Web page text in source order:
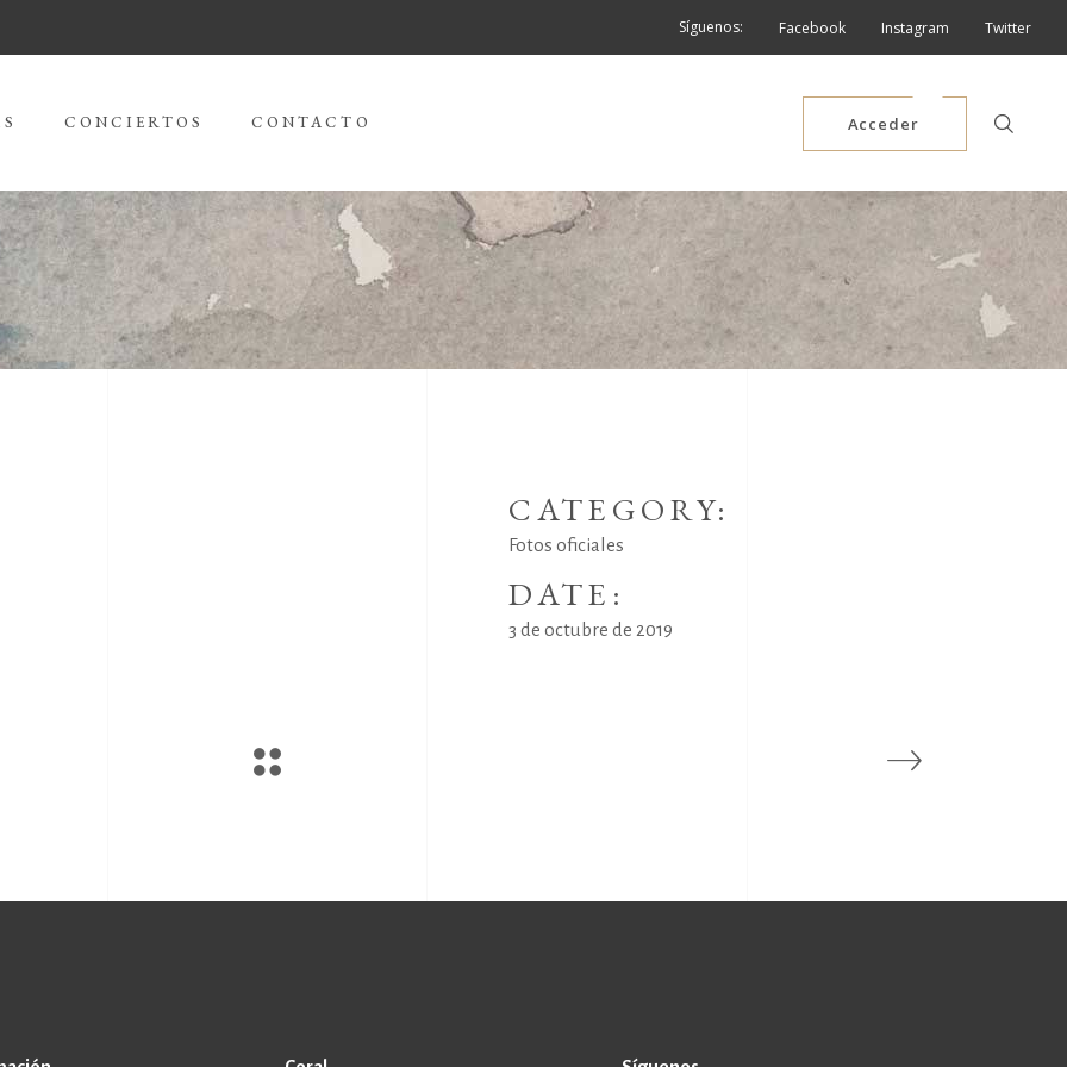
Síguenos: Facebook Instagram Twitter
CONCIERTOS CONTACTO Acceder
CATEGORY:
Fotos oficiales
DATE:
3 de octubre de 2019